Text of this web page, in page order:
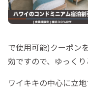
で使用可能)クーポン
効ですので、ゆっくり
ワイキキの中心に立